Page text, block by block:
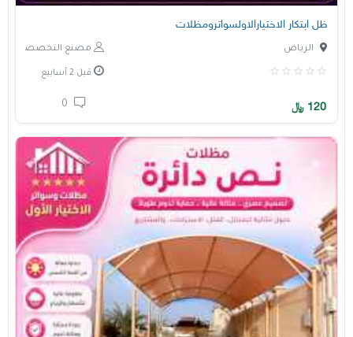
ظل ابتكار الاختيارالاولسواترومظلات
مصنع التخصصي الرياض
قبل 2 أسابيع
120 ﷼